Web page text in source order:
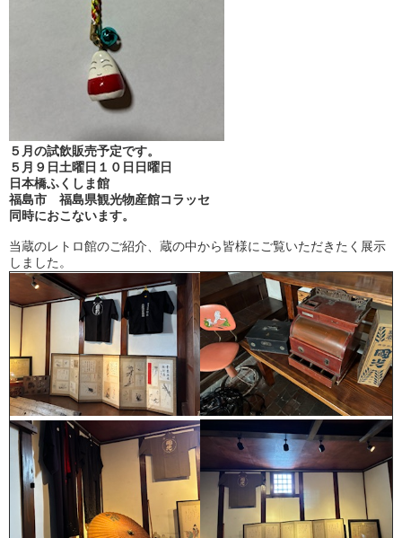
５月の試飲販売予定です。
５月９日土曜日１０日日曜日
日本橋ふくしま館
福島市 福島県観光物産館コラッセ
同時におこないます。
当蔵のレトロ館のご紹介、蔵の中から皆様にご覧いただきたく展示
しました。